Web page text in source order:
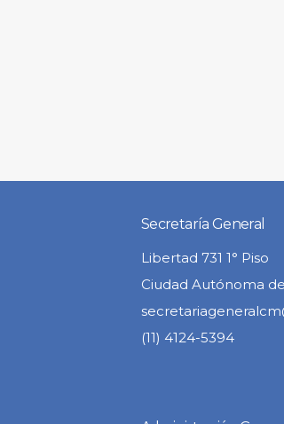
Secretaría General
Libertad 731 1° Piso
Ciudad Autónoma
(11) 4124-5394